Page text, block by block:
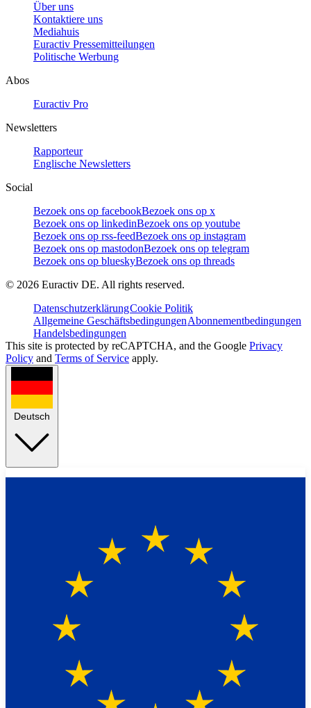
Über uns
Kontaktiere uns
Mediahuis
Euractiv Pressemitteilungen
Politische Werbung
Abos
Euractiv Pro
Newsletters
Rapporteur
Englische Newsletters
Social
Bezoek ons op facebookBezoek ons op x
Bezoek ons op linkedinBezoek ons op youtube
Bezoek ons op rss-feedBezoek ons op instagram
Bezoek ons op mastodonBezoek ons op telegram
Bezoek ons op blueskyBezoek ons op threads
© 2026 Euractiv DE. All rights reserved.
DatenschutzerklärungCookie Politik
Allgemeine GeschäftsbedingungenAbonnementbedingungen
Handelsbedingungen
This site is protected by reCAPTCHA, and the Google Privacy
Policy and Terms of Service apply.
Deutsch